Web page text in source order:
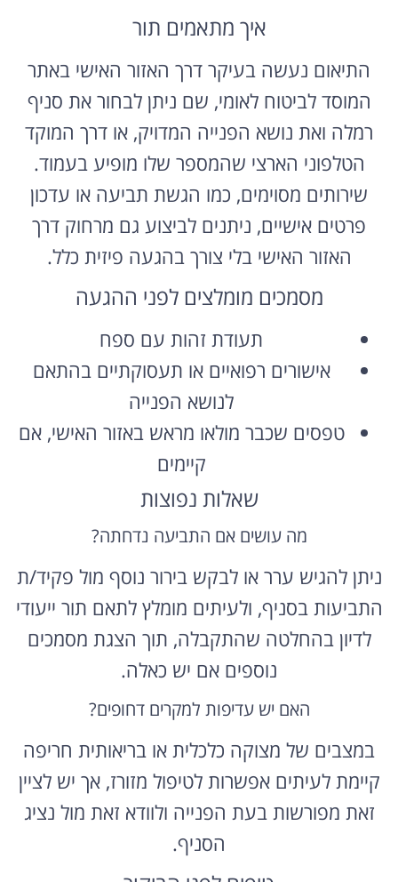
איך מתאמים תור
התיאום נעשה בעיקר דרך האזור האישי באתר
המוסד לביטוח לאומי, שם ניתן לבחור את סניף
רמלה ואת נושא הפנייה המדויק, או דרך המוקד
הטלפוני הארצי שהמספר שלו מופיע בעמוד.
שירותים מסוימים, כמו הגשת תביעה או עדכון
פרטים אישיים, ניתנים לביצוע גם מרחוק דרך
האזור האישי בלי צורך בהגעה פיזית כלל.
מסמכים מומלצים לפני ההגעה
תעודת זהות עם ספח
אישורים רפואיים או תעסוקתיים בהתאם
לנושא הפנייה
טפסים שכבר מולאו מראש באזור האישי, אם
קיימים
שאלות נפוצות
מה עושים אם התביעה נדחתה?
ניתן להגיש ערר או לבקש בירור נוסף מול פקיד/ת
התביעות בסניף, ולעיתים מומלץ לתאם תור ייעודי
לדיון בהחלטה שהתקבלה, תוך הצגת מסמכים
נוספים אם יש כאלה.
האם יש עדיפות למקרים דחופים?
במצבים של מצוקה כלכלית או בריאותית חריפה
קיימת לעיתים אפשרות לטיפול מזורז, אך יש לציין
זאת מפורשות בעת הפנייה ולוודא זאת מול נציג
הסניף.